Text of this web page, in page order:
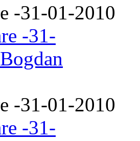
-31-01-2010
-31-01-2010